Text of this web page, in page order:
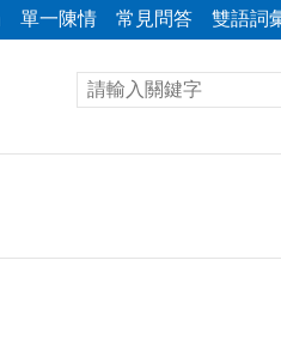
單一陳情 常見問答 雙語詞